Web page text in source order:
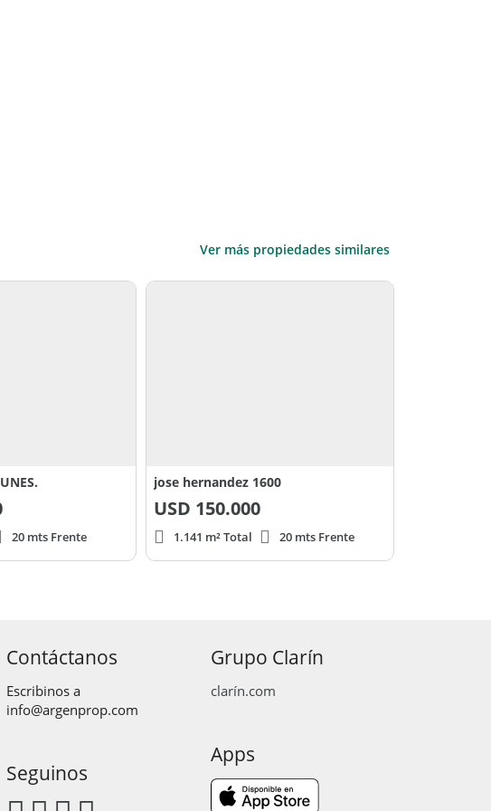
Ver más propiedades similares
20 mts Frente
jose hernandez 1600
USD 150.000
1.141 m² Total 20 mts Frente
Contáctanos
Escribinos a
info@argenprop.com
Seguinos
Grupo Clarín
clarín.com
Apps